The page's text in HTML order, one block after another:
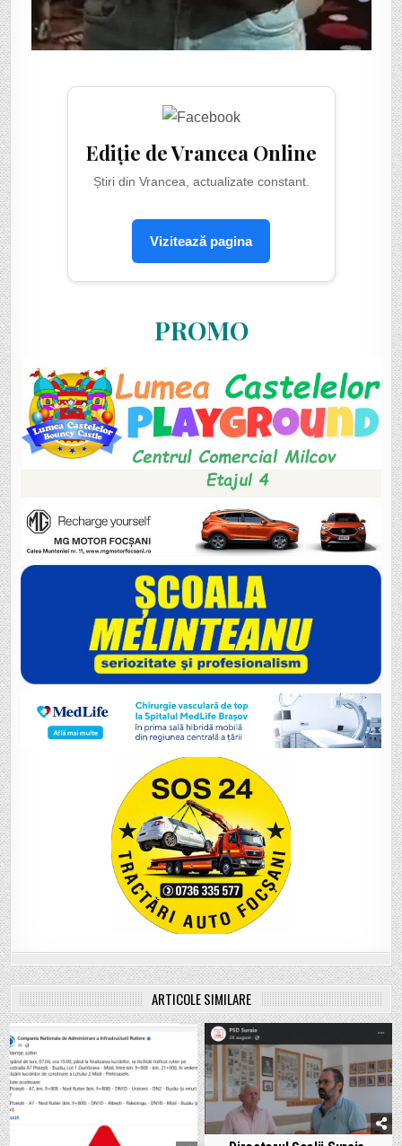
Ediție de Vrancea Online
Știri din Vrancea, actualizate constant.
Vizitează pagina
PROMO
ARTICOLE SIMILARE